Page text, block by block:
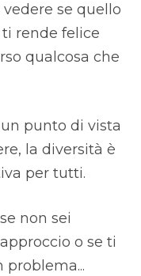
se quello
rende felice
qualcosa che
punto di vista
la diversità è
per tutti.
non sei
o se ti
problema...